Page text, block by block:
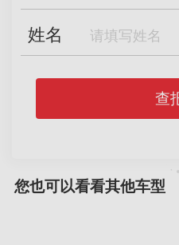
姓名
查
您也可以看看其他车型